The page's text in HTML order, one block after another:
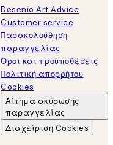
Desenio Art Advice
Customer service
Παρακολούθηση
παραγγελίας
Όροι και προϋποθέσεις
Πολιτική απορρήτου
Cookies
Αίτημα ακύρωσης
παραγγελίας
Διαχείριση Cookies